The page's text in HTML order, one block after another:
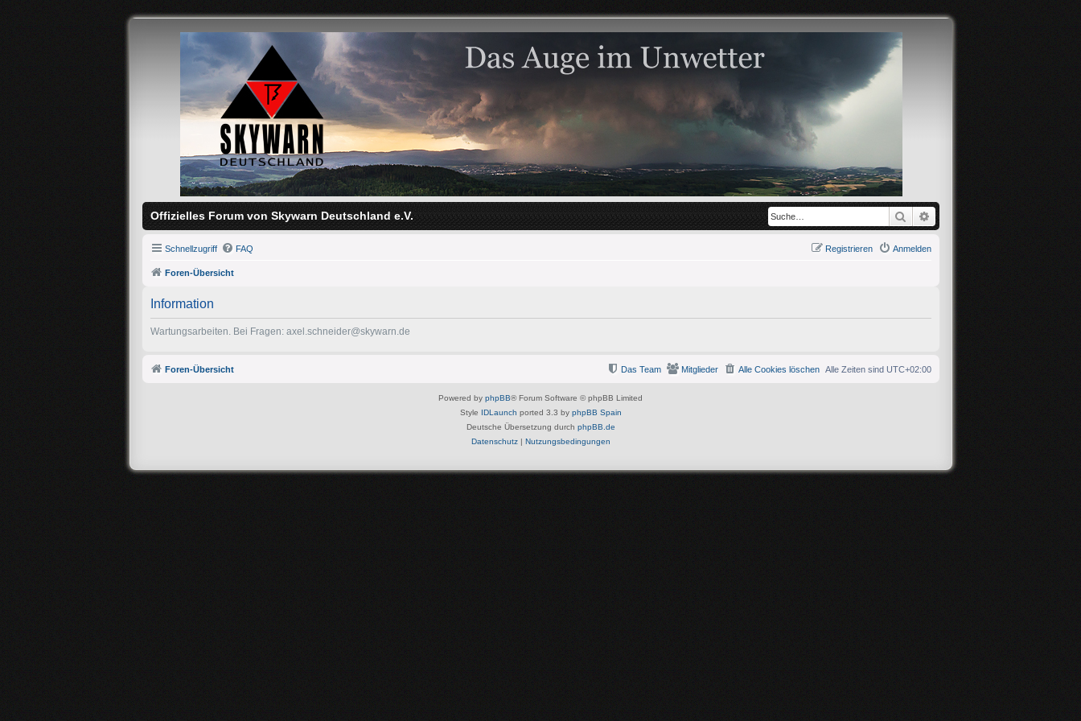
Offizielles Forum von Skywarn Deutschland e.V. Suche
Schnellzugriff FAQ Anmelden
Registrieren
Foren-Übersicht
Information
Wartungsarbeiten. Bei Fragen: axel.schneider@skywarn.de
Foren-Übersicht Alle Zeiten sind UTC+02:00
Alle Cookies löschen
Mitglieder
Das Team
Powered by phpBB® Forum Software © phpBB Limited
Style IDLaunch ported 3.3 by phpBB Spain
Deutsche Übersetzung durch phpBB.de
Datenschutz| Nutzungsbedingungen